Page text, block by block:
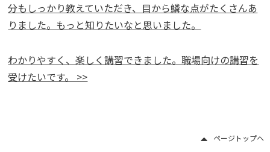
分もしっかり教えていただき、目から鱗な点がたくさんあ
りました。もっと知りたいなと思いました。
わかりやすく、楽しく講習できました。職場向けの講習を
受けたいです。 >>
ページトップヘ